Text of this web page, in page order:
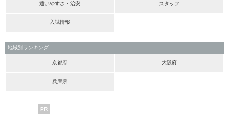
通いやすさ・治安 スタッフ
入試情報
地域別ランキング
京都府 大阪府
兵庫県
PR